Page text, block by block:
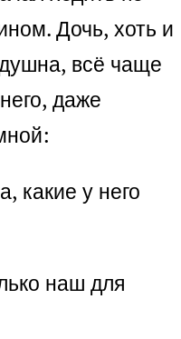
Дочь, хоть и
всё чаще
даже
какие у него
наш для